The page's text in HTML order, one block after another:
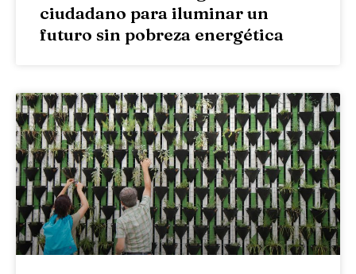
ciudadano para iluminar un
futuro sin pobreza energética